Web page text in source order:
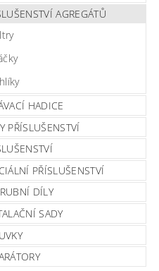
AGREGÁTŮ
HADICE
PŘÍSLUŠENSTVÍ
PŘÍSLUŠENSTVÍ
DÍLY
SADY